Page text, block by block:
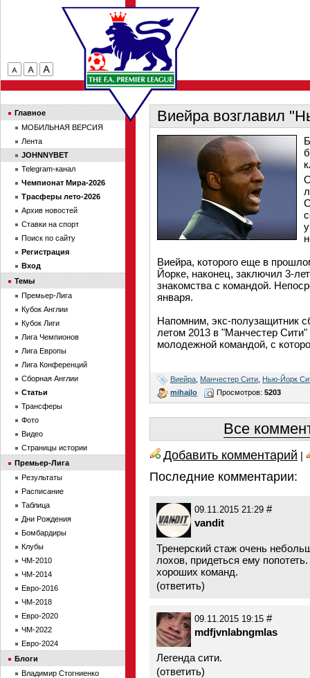
Виейра возглавил
Виейра, которого еще в
Йорке, наконец, заключил 3-
знакомства с командой.
января.
Напомним, экс-полузащитник
летом 2013 в "Манчестер
молодежной командой, с
Виейра Манчестер Сити Нью-Йорк
mihajlo
Просмотров: 5203
Все
Добавить комментарий |
Последние комментарии:
09.11.2015 21:29 #
vandit
Тренерский стаж очень
лохов, придеться ему
хороших команд.
(ответить)
09.11.2015 19:15 #
mdfjvnlabngmlas
Легенда сити.
(ответить)
Главное
МОБИЛЬНАЯ ВЕРСИЯ
Лента
JOHNNYBET
Telegram-канал
Чемпионат Мира-2026
Трасферы лето-2026
Архив новостей
Ставки на спорт
Поиск по сайту
Регистрация
Вход
Темы
Премьер-Лига
Кубок Англии
Кубок Лиги
Лига Чемпионов
Лига Европы
Лига Конференций
Сборная Англии
Статьи
Трансферы
Фото
Видео
Страницы истории
Премьер-Лига
Результаты
Расписание
Таблица
Дни Рождения
Бомбардиры
Клубы
ЧМ-2010
ЧМ-2014
Евро-2016
ЧМ-2018
Евро-2020
ЧМ-2022
Евро-2024
Блоги
Владимир Стогниенко